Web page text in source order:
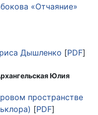
«Отчаяние»
Дышленко [PDF]
Юлия
пространстве
[PDF]